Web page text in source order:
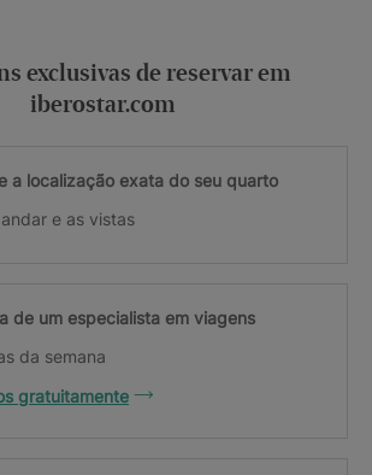
exclusivas de reservar em
iberostar.com
a localização exata do seu quarto
e as vistas
de um especialista em viagens
da semana
gratuitamente